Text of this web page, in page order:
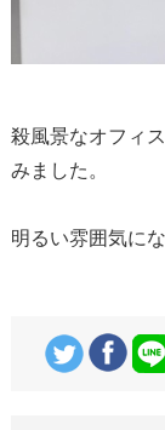
殺風景なオフィ
みました。
明るい雰囲気に